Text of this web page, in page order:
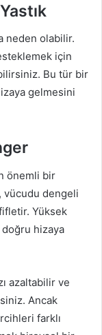
neden olabilir.
için
Bu tür bir
gelmesini
önemli bir
vücudu dengeli
Yüksek
doğru hizaya
azaltabilir ve
Ancak
farklı